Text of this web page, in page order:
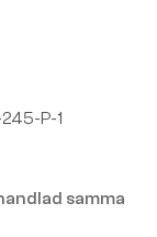
P-1
samma